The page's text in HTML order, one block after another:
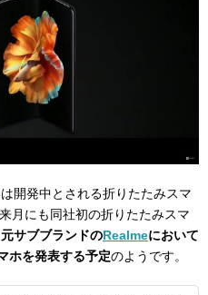
開発中とされる折りたたみスマ
月にも同社初の折りたたみスマ
元サブブランドのRealmeにおいて
ホを発表する予定のようです。